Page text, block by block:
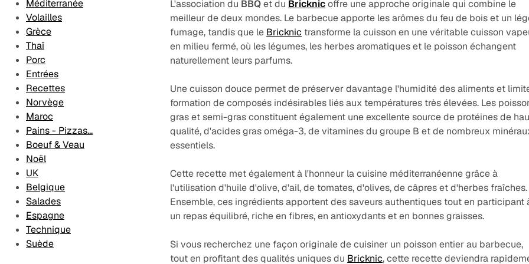
Méditerranée
Volailles
Grèce
Thaï
Porc
Entrées
Recettes
Norvège
Maroc
Pains - Pizzas...
Boeuf & Veau
Noël
UK
Belgique
Salades
Espagne
Technique
Suède
L'association du BBQet du Bricknicoffre une approche originale qui combine le
meilleur de deux mondes. Le barbecue apporte les arômes du feu de bois et un
fumage, tandis que le Bricknic transforme la cuisson en une véritable cuisson
en milieu fermé, où les légumes, les herbes aromatiques et le poisson échangent
naturellement leurs parfums.
Une cuisson douce permet de préserver davantage l'humidité des aliments et
formation de composés indésirables liés aux températures très élevées. Les
gras et semi-gras constituent également une excellente source de protéines de
qualité, d'acides gras oméga-3, de vitamines du groupe B et de nombreux
essentiels.
Cette recette met également à l'honneur la cuisine méditerranéenne grâce à
l'utilisation d'huile d'olive, d'ail, de tomates, d'olives, de câpres et d'herbes fraîches.
Ensemble, ces ingrédients apportent des saveurs authentiques tout en participant
un repas équilibré, riche en fibres, en antioxydants et en bonnes graisses.
Si vous recherchez une façon originale de cuisiner un poisson entier au barbecue,
tout en profitant des qualités uniques du Bricknic, cette recette deviendra